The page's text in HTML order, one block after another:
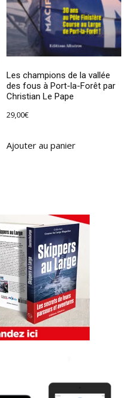
Les champions de la vallée
des fous à Port-la-Forêt par
Christian Le Pape
29,00€
Ajouter au panier